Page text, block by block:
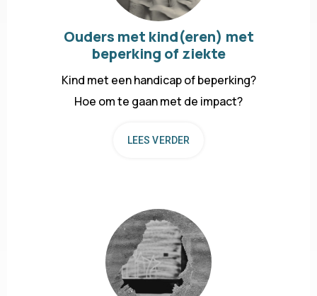
Ouders met kind(eren) met
beperking of ziekte
Kind met een handicap of beperking?
Hoe om te gaan met de impact?
LEES VERDER